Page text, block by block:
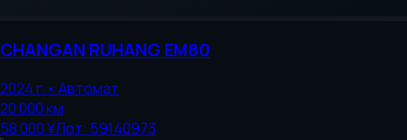
CHANGAN RUHANG EM80
2024г.• Автомат
20 000км
58 000 ¥Лот: 59140973